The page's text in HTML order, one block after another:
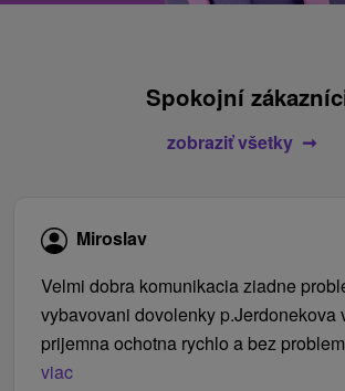
Spokojní
zobraziť všetky
Miroslav
Velmi dobra komunikacia ziadne
vybavovani dovolenky p.Jerdonekova
prijemna ochotna rychlo a bez
viac